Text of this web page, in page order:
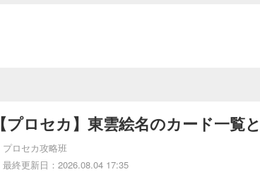
【プロセカ】東雲絵名のカード一覧
プロセカ攻略班
最終更新日：2026.08.04 17:35